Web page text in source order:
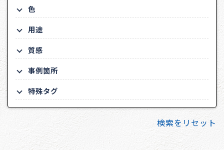
色
用途
質感
事例箇所
特殊タグ
検索をリセット